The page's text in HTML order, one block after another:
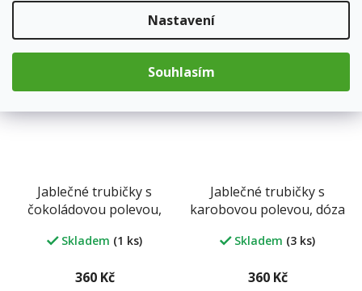
Nastavení
Souhlasím
Jablečné trubičky s
čokoládovou polevou,
Skladem (1 ks)
360 Kč
Jablečné trubičky s
karobovou polevou, dóza
Skladem (3 ks)
360 Kč